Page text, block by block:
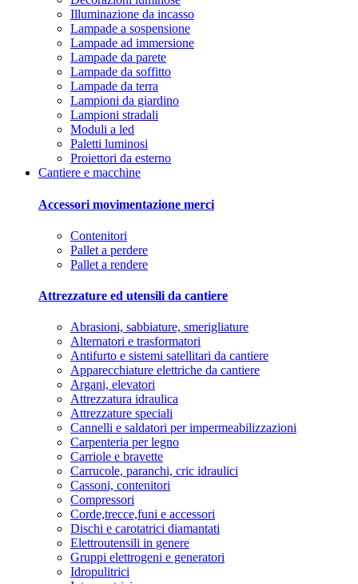
Illuminazione da incasso
Lampade a sospensione
Lampade ad immersione
Lampade da parete
Lampade da soffitto
Lampade da terra
Lampioni da giardino
Lampioni stradali
Moduli a led
Paletti luminosi
Proiettori da esterno
Cantiere e macchine
Accessori movimentazione merci
Contenitori
Pallet a perdere
Pallet a rendere
Attrezzature ed utensili da cantiere
Abrasioni, sabbiature, smerigliature
Alternatori e trasformatori
Antifurto e sistemi satellitari da cantiere
Apparecchiature elettriche da cantiere
Argani, elevatori
Attrezzatura idraulica
Attrezzature speciali
Cannelli e saldatori per impermeabilizzazioni
Carpenteria per legno
Carriole e bravette
Carrucole, paranchi, cric idraulici
Cassoni, contenitori
Compressori
Corde,trecce,funi e accessori
Dischi e carotatrici diamantati
Elettroutensili in genere
Gruppi elettrogeni e generatori
Idropulitrici